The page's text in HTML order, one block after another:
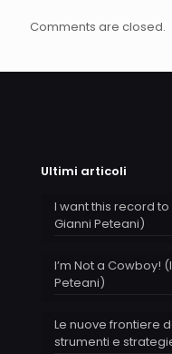
Comments are closed.
Ultimi articoli
I want this record
Gianni Peteani)
I’m Not a Cowboy!
Peteani)
Le nuove frontiere
strumenti e